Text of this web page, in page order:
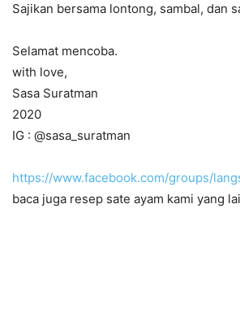
Sajikan bersama lontong, sambal, dan
Selamat mencoba.
with love,
Sasa Suratman
2020
IG : @sasa_suratman
https://www.facebook.com/groups/
baca juga resep sate ayam kami yang